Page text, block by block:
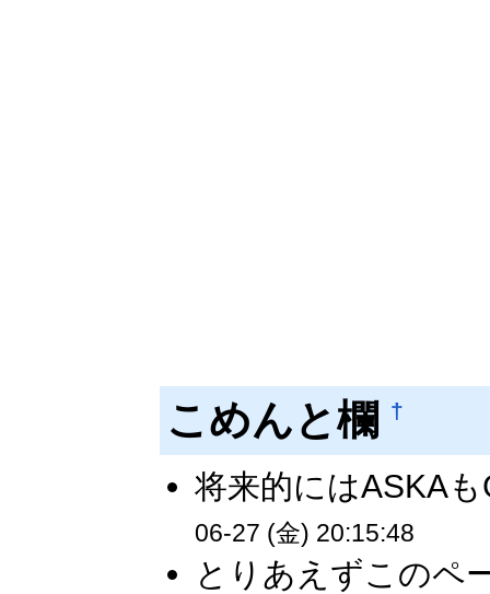
こめんと欄 †
将来的にはASKA
06-27 (金) 20:15:48
とりあえずこのペ